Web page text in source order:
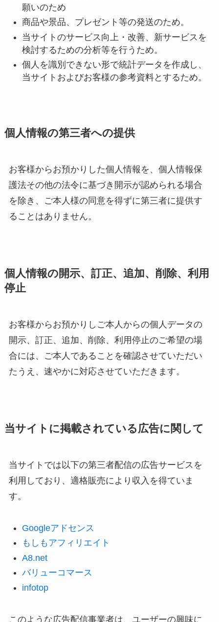
願いのため
商品や景品、プレゼント等の発送のため。
当サイトのサービス向上・改善、新サービスを
検討するための分析等を行うため。
個人を識別できない形で統計データを作成し、
当サイトおよびお客様の参考資料とするため。
個人情報の第三者への提供
お客様からお預かりした個人情報を、個人情報保
護法その他の法令に基づき開示が認められる場合
を除き、ご本人様の同意を得ずに第三者に提供す
ることはありません。
個人情報の開示、訂正、追加、削除、利用
停止
お客様からお預かりしご本人からの個人データの
開示、訂正、追加、削除、利用停止のご希望の場
合には、ご本人であることを確認させていただい
たうえ、速やかに対応させていただきます。
当サイトに掲載されている広告に関して
当サイトでは以下の第三者配信の広告サービスを
利用しており、適格販売により収入を得ていま
す。
Googleアドセンス
もしもアフィリエイト
A8.net
バリューコマース
infotop
このような広告配信事業者は、ユーザーの興味に